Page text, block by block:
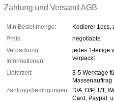
Zahlung und Versand AGB
Min Bestellmenge:
Kodierer 1pcs,
Preis:
negotiable
Verpackung
Informationen:
jedes 1-teilige
verpackt
Lieferzeit:
3-5 Werktage
Massenauftrag
Zahlungsbedingungen: D/A, D/P, T/T,
Card, Paypal,